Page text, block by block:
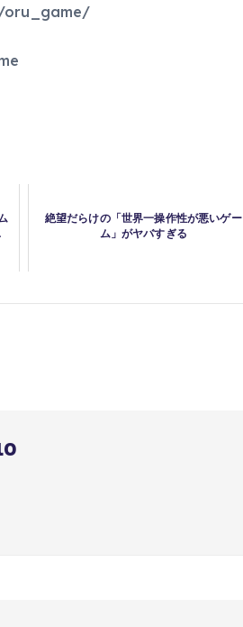
oru_game/
絶望だらけの「世界一操作性が悪いゲー
ム」がヤバすぎる